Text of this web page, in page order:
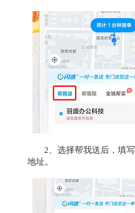
2、选择帮我送后，填
地址。